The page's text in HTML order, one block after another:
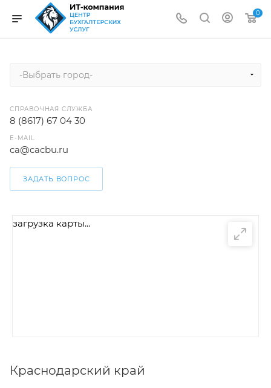
0
-Выбрать город-
СПРАВОЧНАЯ СЛУЖБА
8 (8617) 67 04 30
E-MAIL
ca@cacbu.ru
ЗАДАТЬ ВОПРОС
загрузка карты...
Краснодарский край